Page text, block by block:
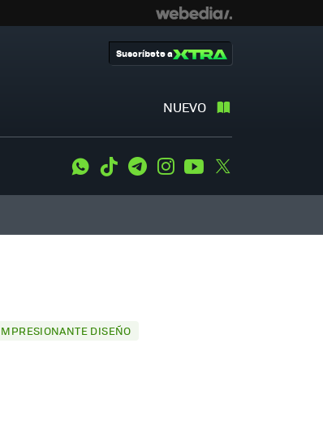
NUEVO
Suscríbete a
WhatsApp
Tiktok TelegramInstagramYoutube
DISEÑO